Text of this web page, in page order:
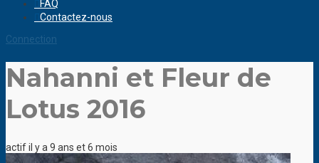
FAQ
Contactez-nous
Connection
Nahanni et Fleur de
Lotus 2016
actif il y a 9 ans et 6 mois